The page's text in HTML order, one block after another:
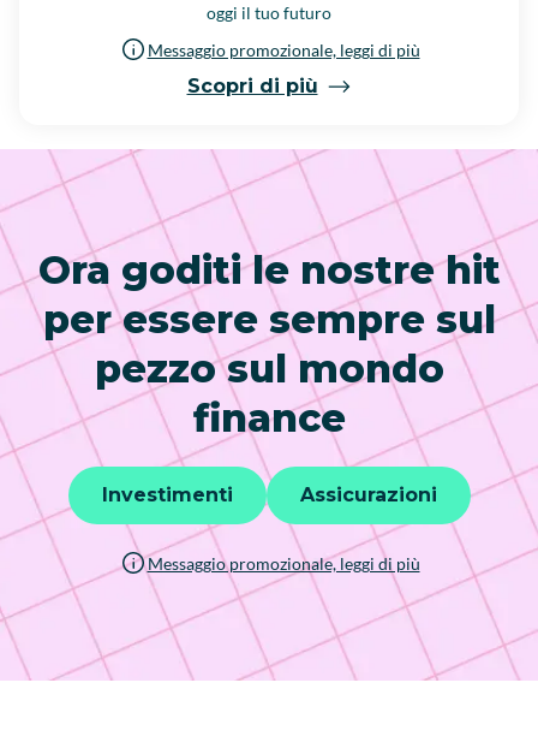
oggi il tuo futuro
Messaggio promozionale, leggi di più
Scopri di più
Ora goditi le nostre hit
per essere sempre sul
pezzo sul mondo
finance
Investimenti Assicurazioni
Messaggio promozionale, leggi di più